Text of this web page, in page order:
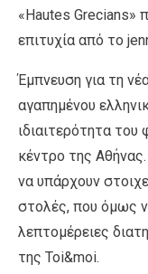
«Hautes Grecians»
επιτυχία από το
Έμπνευση για τη
αγαπημένου
ιδιαιτερότητα
κέντρο της
να υπάρχουν
στολές, που όμως
λεπτομέρειες
της Toi&moi.